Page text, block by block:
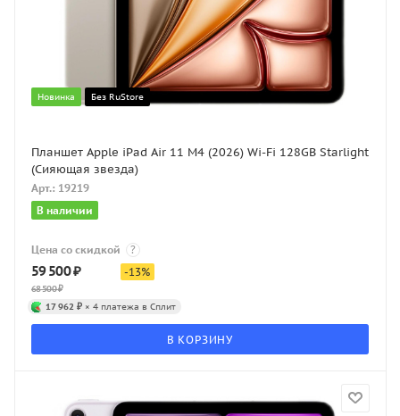
Новинка Без RuStore
Планшет Apple iPad Air 11 M4 (2026) Wi-Fi 128GB Starlight
(Сияющая звезда)
Арт.: 19219
В наличии
Цена со скидкой ?
59 500₽
68 500₽
-13%
17 962 ₽ × 4 платежа в Сплит
В КОРЗИНУ